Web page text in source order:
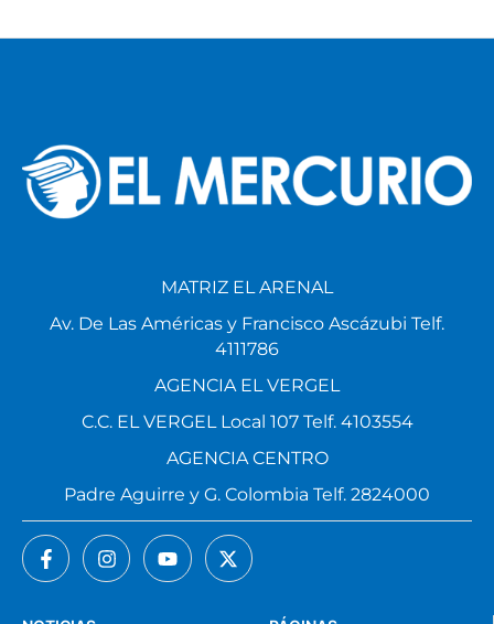
MATRIZ EL ARENAL
Av. De Las Américas y Francisco Ascázubi Telf.
4111786
AGENCIA EL VERGEL
C.C. EL VERGEL Local 107 Telf. 4103554
AGENCIA CENTRO
Padre Aguirre y G. Colombia Telf. 2824000